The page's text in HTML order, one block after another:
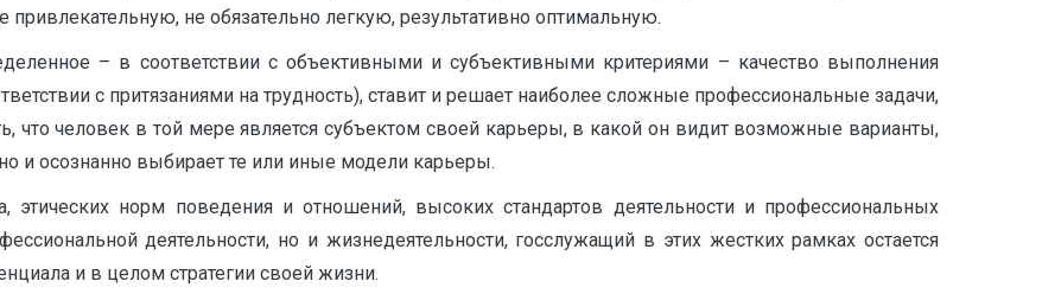
не обязательно легкую, результативно оптимальную.
– в соответствии с объективными и субъективными критериями – качество выполнения
с притязаниями на трудность), ставит и решает наиболее сложные профессиональные задачи,
что человек в той мере является субъектом своей карьеры, в какой он видит возможные варианты,
и осознанно выбирает те или иные модели карьеры.
этических норм поведения и отношений, высоких стандартов деятельности и профессиональных
деятельности, но и жизнедеятельности, госслужащий в этих жестких рамках остается
и в целом стратегии своей жизни.